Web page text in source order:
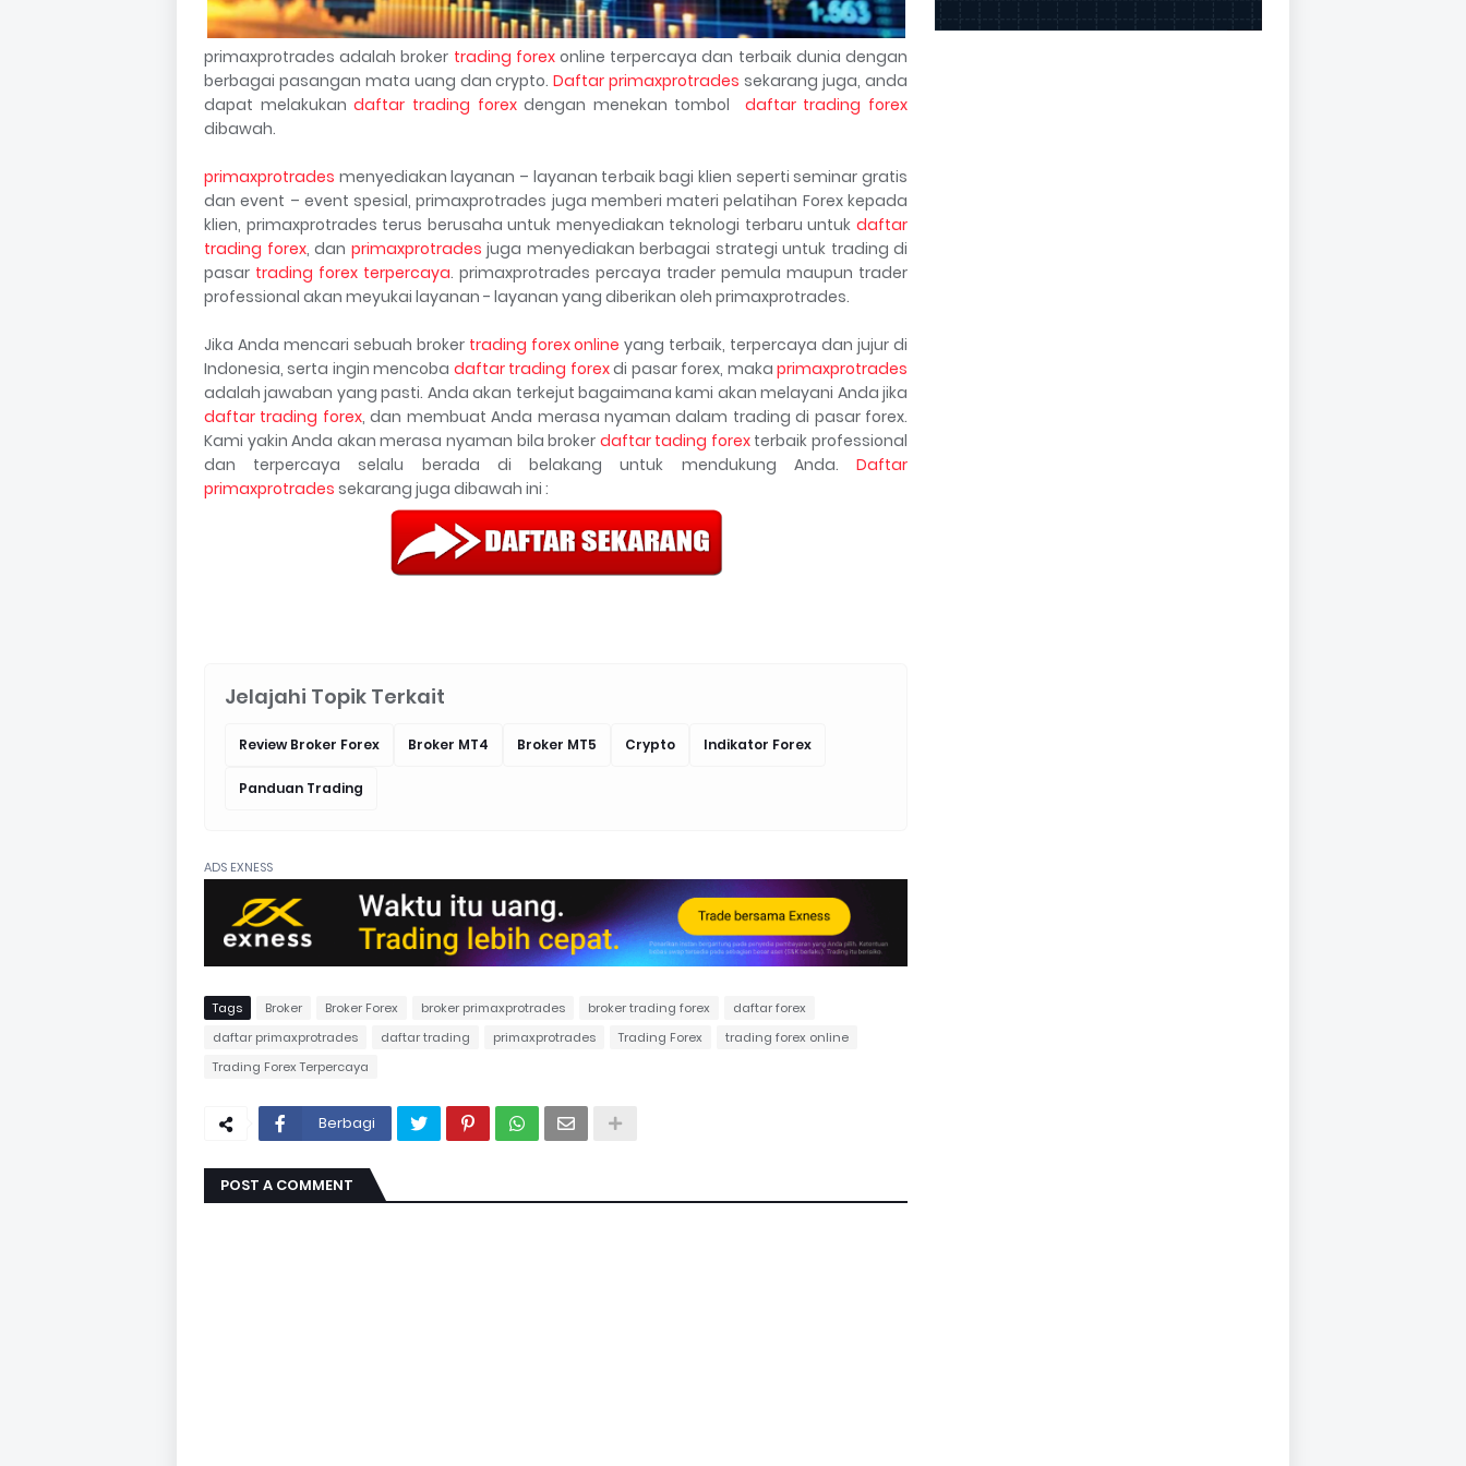
primaxprotrades adalah broker trading forexonline terpercaya dan terbaik dunia dengan
berbagai pasangan mata uang dan crypto.Daftar primaxprotrades sekarang juga, anda
dapat melakukandaftar trading forexdengan menekan tombol daftar trading forex
dibawah.
primaxprotrades menyediakan layanan – layanan terbaik bagi klien seperti seminar gratis
dan event – event spesial, primaxprotrades juga memberi materi pelatihan Forex kepada
klien, primaxprotrades terus berusaha untuk menyediakan teknologi terbaru untuk daftar
trading forex, dan primaxprotrades juga menyediakan berbagai strategi untuk trading di
pasar trading forex terpercaya. primaxprotrades percaya trader pemula maupun trader
professional akan meyukai layanan - layanan yang diberikan oleh primaxprotrades.
Jika Anda mencari sebuah broker trading forex online yang terbaik, terpercaya dan jujur di
Indonesia, serta ingin mencoba daftar trading forexdi pasar forex, makaprimaxprotrades
adalah jawaban yang pasti. Anda akan terkejut bagaimana kami akan melayani Anda jika
daftar trading forex, dan membuat Anda merasa nyaman dalam trading di pasar forex.
Kami yakin Anda akan merasa nyaman bila broker daftar tading forexterbaik professional
dan terpercaya selalu berada di belakang untuk mendukung Anda. Daftar
primaxprotrades sekarang juga dibawah ini :
Jelajahi Topik Terkait
Review Broker Forex Broker MT4 Broker MT5 Crypto Indikator Forex
Panduan Trading
ADS EXNESS
Tags Broker Broker Forex broker primaxprotrades broker trading forex
daftar forex
daftar primaxprotrades
daftar trading primaxprotrades Trading Forex
trading forex online
Trading Forex Terpercaya
Berbagi
POST A COMMENT